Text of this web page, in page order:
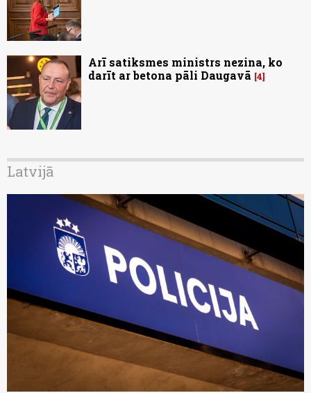
Arī satiksmes ministrs nezina, ko
darīt ar betona pāli Daugavā 4
Latvijā